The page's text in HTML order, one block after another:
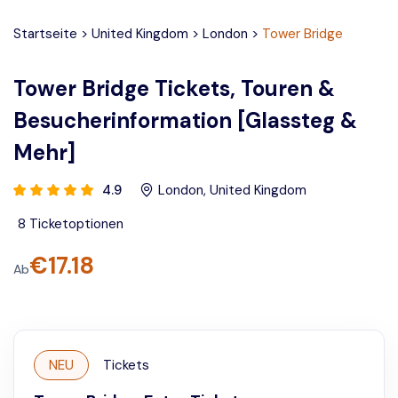
Startseite > United Kingdom > London > Tower Bridge
Tower Bridge Tickets, Touren &
Besucherinformation [Glassteg &
Mehr]
4.9 London, United Kingdom
8 Ticketoptionen
Ab€17.18
NEU Tickets